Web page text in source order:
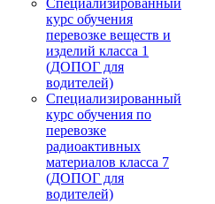
Специализированный
курс обучения
перевозке веществ и
изделий класса 1
(ДОПОГ для
водителей)
Специализированный
курс обучения по
перевозке
радиоактивных
материалов класса 7
(ДОПОГ для
водителей)